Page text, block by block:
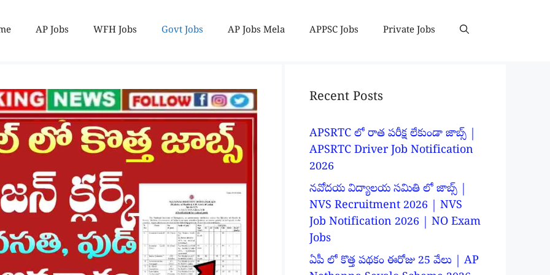
AP Jobs WFH Jobs Govt Jobs AP Jobs Mela APPSC Jobs Private Jobs
Recent Posts
APSRTC లో రాత పరీక్ష లేకుండా జాబ్స్ |
APSRTC Driver Job Notification
2026
నవోదయ విద్యాలయ సమితి లో జాబ్స్ |
NVS Recruitment 2026 | NVS
Job Notification 2026 | NO Exam
Jobs
ఏపీ లో కొత్త పథకం ఈరోజు 25 వేలు | AP